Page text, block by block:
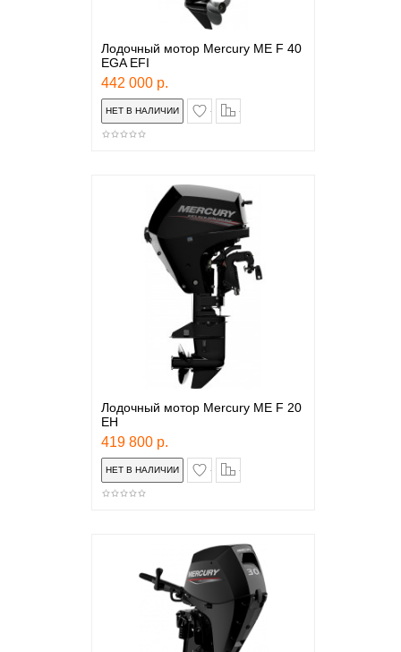
Лодочный мотор Mercury ME F 40
EGA EFI
442 000 р.
в закладки
Лодочный мотор Mercury ME F 20
EH
419 800 р.
в закладки